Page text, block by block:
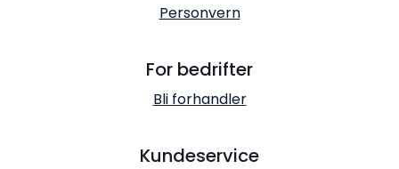
Personvern
For bedrifter
Bli forhandler
Kundeservice